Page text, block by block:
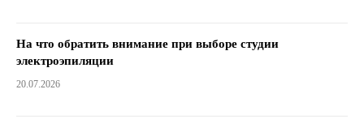
На что обратить внимание при выборе студии
электроэпиляции
20.07.2026